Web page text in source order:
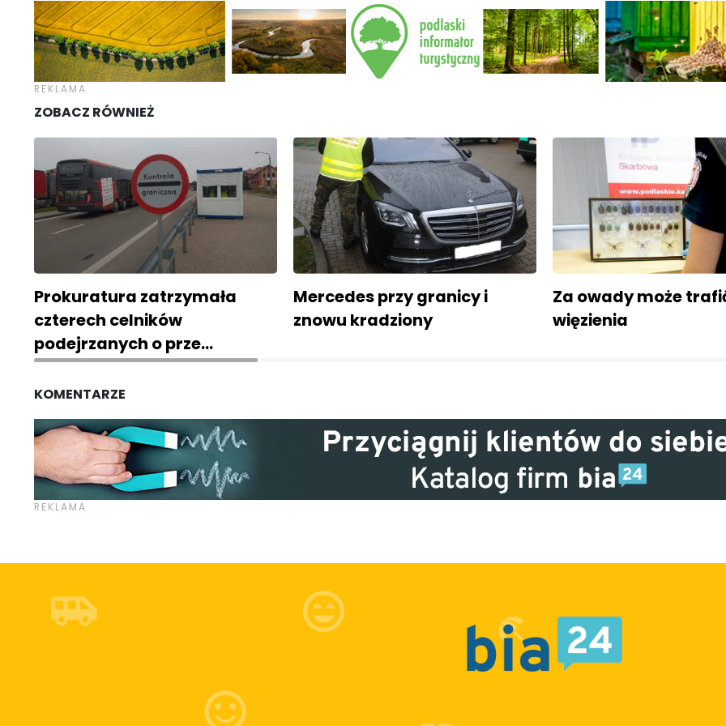
ZOBACZ RÓWNIEŻ
Prokuratura zatrzymała
czterech celników
podejrzanych o prze…
Mercedes przy granicy i
znowu kradziony
Za owady może
więzienia
KOMENTARZE